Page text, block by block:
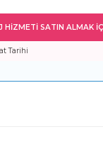
HİZMETİ SATIN ALMAK
Tarihi